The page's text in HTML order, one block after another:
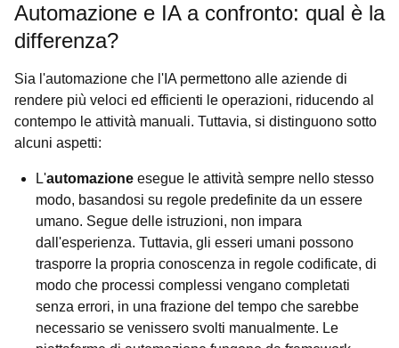
Automazione e IA a confronto: qual è la
differenza?
Sia l'automazione che l'IA permettono alle aziende di
rendere più veloci ed efficienti le operazioni, riducendo al
contempo le attività manuali. Tuttavia, si distinguono sotto
alcuni aspetti:
L'automazione esegue le attività sempre nello stesso
modo, basandosi su regole predefinite da un essere
umano. Segue delle istruzioni, non impara
dall'esperienza. Tuttavia, gli esseri umani possono
trasporre la propria conoscenza in regole codificate, di
modo che processi complessi vengano completati
senza errori, in una frazione del tempo che sarebbe
necessario se venissero svolti manualmente. Le